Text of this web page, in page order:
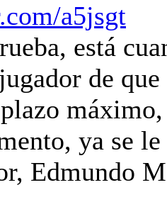
a5jsgt
está
de
ya se
Edmundo